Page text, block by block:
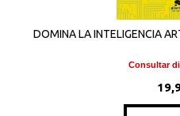
DOMINA LA INTELIGENCIA
Consultar